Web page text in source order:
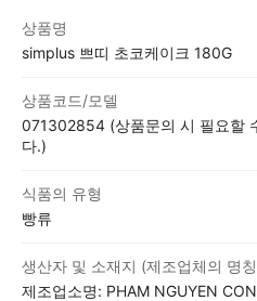
상품명
simplus 쁘띠 초코케이크 180G
상품코드/모델
071302854 (상품문의 시 필요할
다.)
식품의 유형
빵류
생산자 및 소재지 (제조업체의 명
제조업소명: PHAM NGUYEN